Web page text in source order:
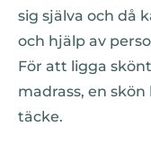
sig själva och då
och hjälp av
För att ligga
madrass, en
täcke.